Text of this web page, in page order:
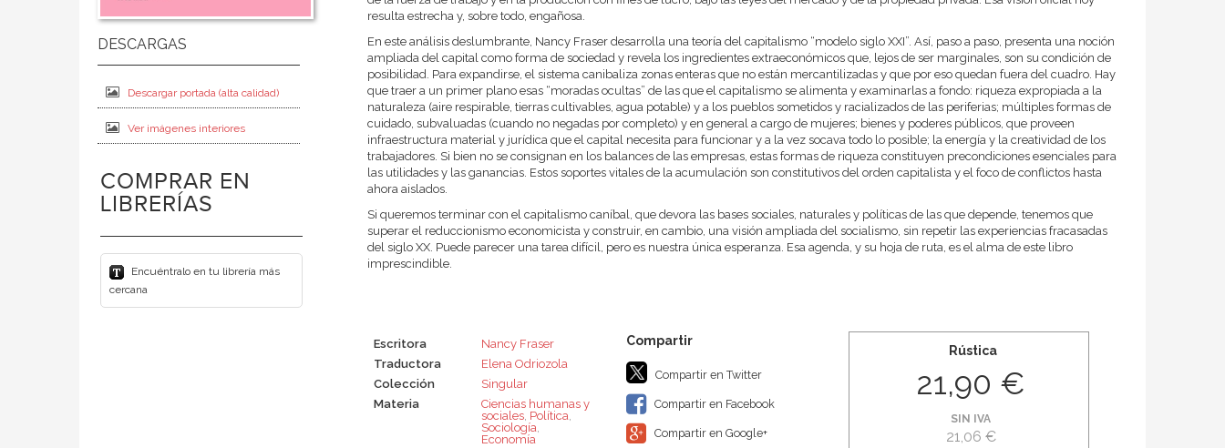
Descargar portada (alta calidad)
Ver imágenes interiores
COMPRAR EN
LIBRERÍAS
Encuéntralo en tu librería más
cercana
resulta estrecha y, sobre todo, engañosa.
En este análisis deslumbrante, Nancy Fraser desarrolla una teoría del capitalismo “modelo siglo XXI”. Así, paso a paso, presenta una noción
ampliada del capital como forma de sociedad y revela los ingredientes extraeconómicos que, lejos de ser marginales, son su condición de
posibilidad. Para expandirse, el sistema canibaliza zonas enteras que no están mercantilizadas y que por eso quedan fuera del cuadro. Hay
que traer a un primer plano esas “moradas ocultas” de las que el capitalismo se alimenta y examinarlas a fondo: riqueza expropiada a la
naturaleza (aire respirable, tierras cultivables, agua potable) y a los pueblos sometidos y racializados de las periferias; múltiples formas de
cuidado, subvaluadas (cuando no negadas por completo) y en general a cargo de mujeres; bienes y poderes públicos, que proveen
infraestructura material y jurídica que el capital necesita para funcionar y a la vez socava todo lo posible; la energía y la creatividad de los
trabajadores. Si bien no se consignan en los balances de las empresas, estas formas de riqueza constituyen precondiciones esenciales para
las utilidades y las ganancias. Estos soportes vitales de la acumulación son constitutivos del orden capitalista y el foco de conflictos hasta
ahora aislados.
Si queremos terminar con el capitalismo caníbal, que devora las bases sociales, naturales y políticas de las que depende, tenemos que
superar el reduccionismo economicista y construir, en cambio, una visión ampliada del socialismo, sin repetir las experiencias fracasadas
del siglo XX. Puede parecer una tarea difícil, pero es nuestra única esperanza. Esa agenda, y su hoja de ruta, es el alma de este libro
imprescindible.
Escritora
Nancy Fraser
Traductora
Elena Odriozola
Colección
Singular
Materia
Ciencias humanas y
sociales, Política,
Sociología,
Economía
Compartir en Twitter
Compartir en Facebook
Compartir en Google+
Rústica
21,90 €
SIN IVA
21,06 €